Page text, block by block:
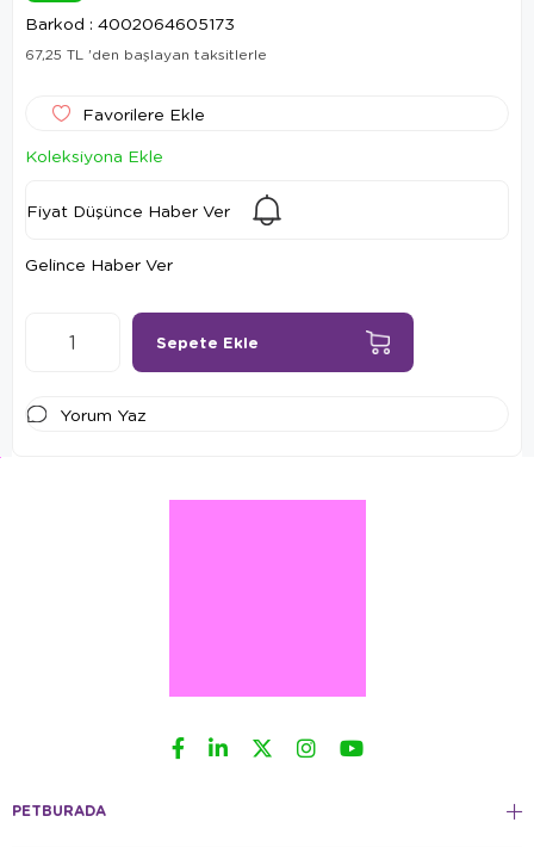
Barkod : 4002064605173
67,25 TL 'den başlayan taksitlerle
Favorilere Ekle
Koleksiyona Ekle
Fiyat Düşünce Haber Ver
Gelince Haber Ver
Yorum Yaz
PETBURADA